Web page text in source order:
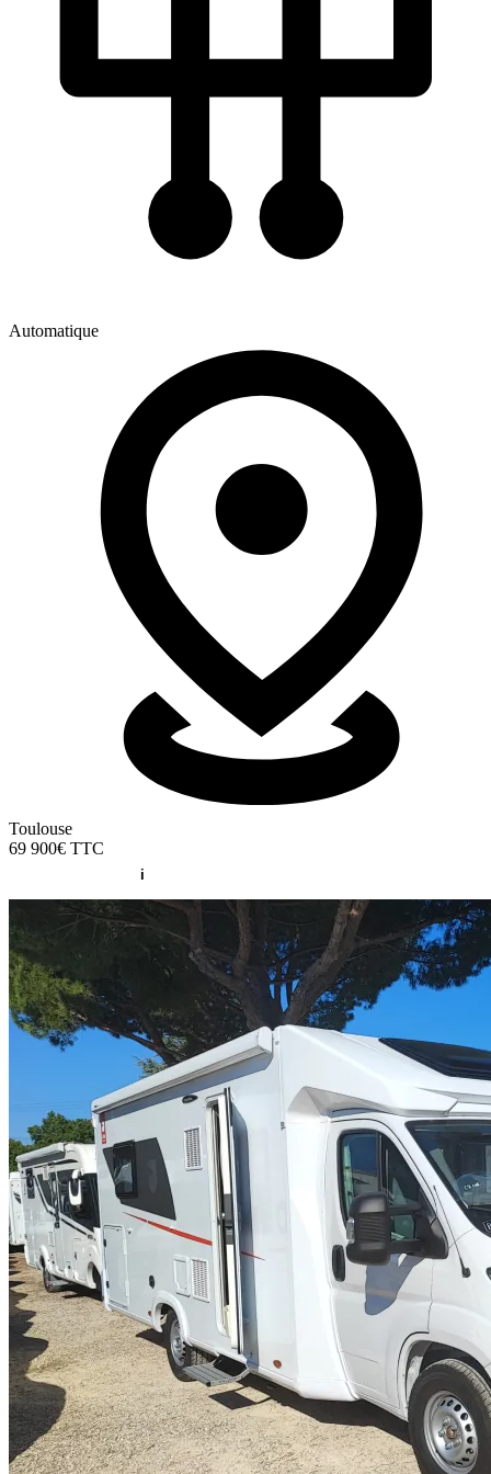
Automatique
Toulouse
69 900€ TTC